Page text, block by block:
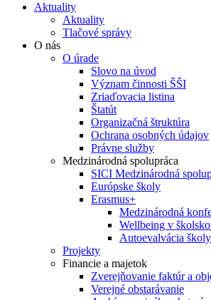
Aktuality
Aktuality
Tlačové správy
O nás
O úrade
Slovo na úvod
Význam činnosti ŠŠI
Zriaďovacia listina
Štatút
Organizačná štruktúra
Ochrana osobných údajov
Právne služby
Medzinárodná spolupráca
SICI Medzinárodná
Európske školy
Erasmus+
Medzinárodná
Wellbeing v
Autoevalvácia školy
Projekty
Financie a majetok
Zverejňovanie faktúr a
Verejné obstarávanie